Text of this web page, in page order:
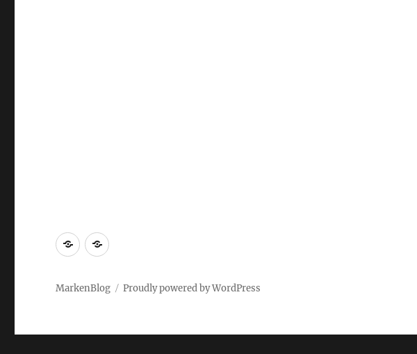
Markenrecherche
Gastbeiträge
MarkenBlog Proudly powered by WordPress